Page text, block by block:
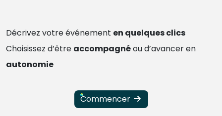
Décrivez votre événement en quelques clics
Choisissez d’être accompagnéou d’avancer en
autonomie
Commencer